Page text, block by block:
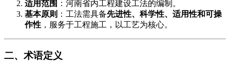
​适用范围​ ​：河南省内工程建设工法的编制。
​基本原则​ ​：工法需具备​​先进性、科学性、适用性和可操
作性​ ​，服务于工程施工，以工艺为核心。
​二、术语定义​